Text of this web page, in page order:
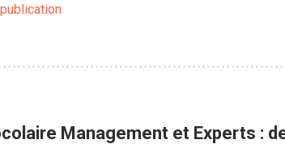
Management et Experts :